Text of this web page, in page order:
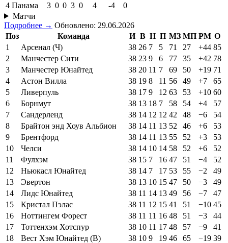
4 Панама 3 0 0 3 0 4 -4
0
Матчи
Подробнее → Обновлено: 29.06.2026
Поз
Команда И В Н П МЗ МП РМ О
1
Арсенал (Ч) 38 26 7 5 71 27 +44 85
2
Манчестер Сити 38 23 9 6 77 35 +42 78
3
Манчестер Юнайтед 38 20 11 7 69 50 +19 71
4
Астон Вилла 38 19 8 11 56 49 +7
65
5
Ливерпуль 38 17 9 12 63 53 +10 60
6
Борнмут 38 13 18 7 58 54 +4
57
7
Сандерленд 38 14 12 12 42 48 −6
54
8
Брайтон энд Хоув Альбион 38 14 11 13 52 46 +6
53
9
Брентфорд 38 14 11 13 55 52 +3
53
10
Челси 38 14 10 14 58 52 +6
52
11
Фулхэм 38 15 7 16 47 51 −4
52
12
Ньюкасл Юнайтед 38 14 7 17 53 55 −2
49
13
Эвертон 38 13 10 15 47 50 −3
49
14
Лидс Юнайтед 38 11 14 13 49 56 −7
47
15
Кристал Пэлас 38 11 12 15 41 51 −10 45
16
Ноттингем Форест 38 11 11 16 48 51 −3
44
17
Тоттенхэм Хотспур 38 10 11 17 48 57 −9
41
18
Вест Хэм Юнайтед (В) 38 10 9 19 46 65 −19 39